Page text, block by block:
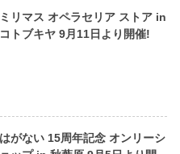
ミリマス オペラセリア ストア in
コトブキヤ 9月11日より開催!
はがない 15周年記念 オンリーシ